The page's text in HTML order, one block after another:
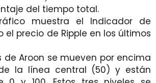
del tiempo total.
muestra el Indicador de
el precio de Ripple en los últimos
de Aroon se mueven por encima
la línea central (50) y están